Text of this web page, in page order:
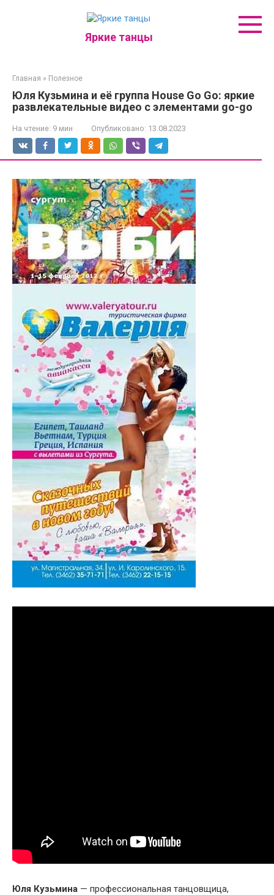
Яркие танцы
Главная » Полезное
Юля Кузьмина и её группа House Go Go: яркие
развлекательные видео с элементами go-go
На чтение: 9 мин Опубликовано: 13.08.2023
Юля Кузьмина — профессиональная танцовщица,